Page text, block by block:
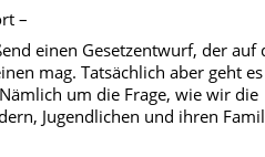
–
einen Gesetzentwurf, der auf
mag. Tatsächlich aber geht
um die Frage, wie wir die
Jugendlichen und ihren